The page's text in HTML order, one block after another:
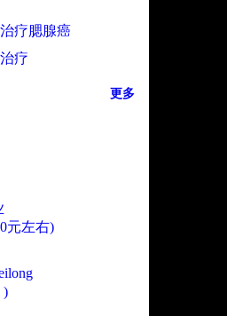
疗腮腺癌
疗
更多
元左右)
)